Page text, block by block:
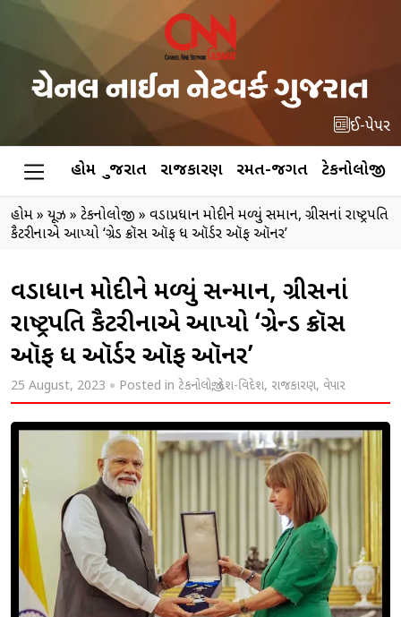
ઈ-પેપર
હોમ ગુજરાત રાજકારણ રમત-જગત ટેકનોલોજી
હોમ» ન્યૂઝ » ટેકનોલોજી» વડાપ્રધાન મોદીને મળ્યું સન્માન, ગ્રીસનાં રાષ્ટ્રપતિ
કૈટરીનાએ આપ્યો ‘ગ્રેન્ડ ક્રૉસ ઑફ ધ ઑર્ડર ઑફ ઑનર’
વડાપ્રધાન મોદીને મળ્યું સન્માન, ગ્રીસનાં
રાષ્ટ્રપતિ કૈટરીનાએ આપ્યો ‘ગ્રેન્ડ ક્રૉસ
ઑફ ધ ઑર્ડર ઑફ ઑનર’
25 August, 2023 Posted in ટેકનોલોજી,દેશ-વિદેશ, રાજકારણ, વેપાર